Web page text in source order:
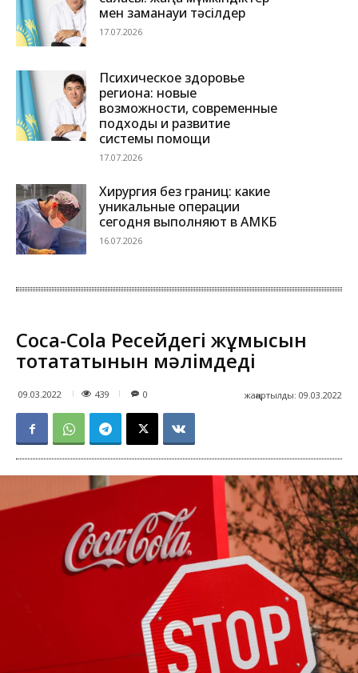
мен заманауи тәсілдер
17.07.2026
Психическое здоровье
региона: новые
возможности, современные
подходы и развитие
системы помощи
17.07.2026
Хирургия без границ: какие
уникальные операции
сегодня выполняют в АМКБ
16.07.2026